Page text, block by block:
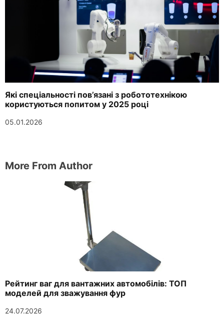
Які спеціальності пов’язані з робототехнікою
користуються попитом у 2025 році
05.01.2026
More From Author
Рейтинг ваг для вантажних автомобілів: ТОП
моделей для зважування фур
24.07.2026